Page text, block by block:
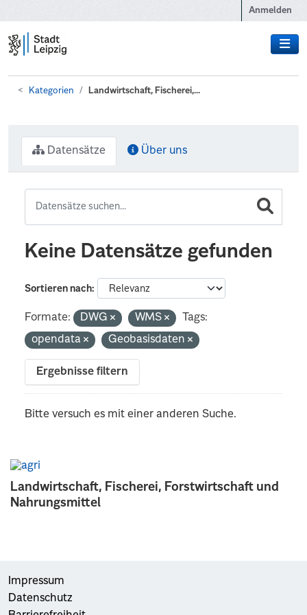
Anmelden
Kategorien Landwirtschaft, Fischerei,...
Landwirtschaft, Fischerei, Forstwirtschaft und
Nahrungsmittel
Datensätze Über uns
Keine Datensätze gefunden
Sortieren nach
Formate: DWG WMS
Tags:
opendata
Geobasisdaten
Ergebnisse filtern
Bitte versuch es mit einer anderen Suche.
Impressum
Datenschutz